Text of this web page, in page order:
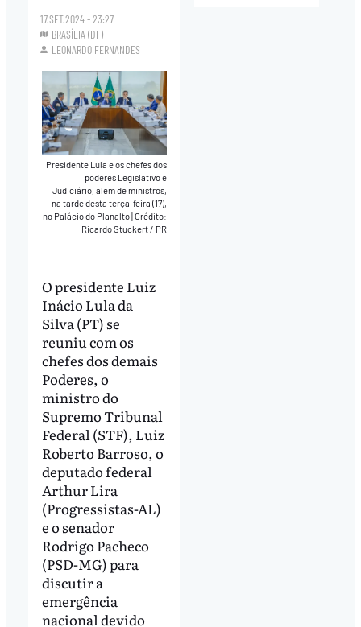
17.SET.2024 - 23:27
BRASÍLIA (DF)
LEONARDO FERNANDES
Presidente Lula e os chefes dos
poderes Legislativo e
Judiciário, além de ministros,
na tarde desta terça-feira (17),
no Palácio do Planalto Crédito:
Ricardo Stuckert / PR
O presidente Luiz
Inácio Lula da
Silva (PT) se
reuniu com os
chefes dos demais
Poderes, o
ministro do
Supremo Tribunal
Federal (STF), Luiz
Roberto Barroso, o
deputado federal
Arthur Lira
(Progressistas-AL)
e o senador
Rodrigo Pacheco
(PSD-MG) para
discutir a
emergência
nacional devido